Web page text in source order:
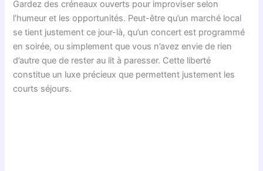
Gardez des créneaux ouverts pour improviser selon
l’humeur et les opportunités. Peut-être qu’un marché local
se tient justement ce jour-là, qu’un concert est programmé
en soirée, ou simplement que vous n’avez envie de rien
d’autre que de rester au lit à paresser. Cette liberté
constitue un luxe précieux que permettent justement les
courts séjours.